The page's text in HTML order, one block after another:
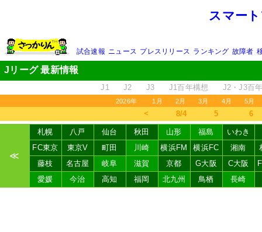
スマー
試合速報 ニュース プレスリリース ランキング 故障者
Jリーグ 最新情報
J1 J2 J3 J1百年構想 J2・J3百
2026年 1月 2月 3月 4月 5月
＜ 8/4 5 6
≪
札幌 八戸 仙台 秋田 山形 福島
いわき
FC東京
東京V 町田 川崎 横浜FM 横浜FC 湘南
藤枝
名古屋 岐阜 滋賀 京都 G大阪 C大阪
愛媛
今治 高知 福岡 北九州 鳥栖 長崎